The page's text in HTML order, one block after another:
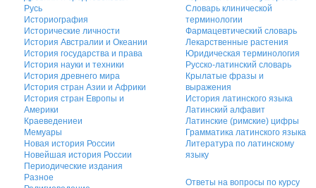
Русь
Историография
Исторические личности
История Австралии и Океании
История государства и права
История науки и техники
История древнего мира
История стран Азии и Африки
История стран Европы и
Америки
Краеведениеи
Мемуары
Новая история России
Новейшая история России
Периодические издания
Разное
Словарь клинической
терминологии
Фармацевтический словарь
Лекарственные растения
Юридическая терминология
Русско-латинский словарь
Крылатые фразы и
выражения
История латинского языка
Латинский алфавит
Латинские (римские) цифры
Грамматика латинского языка
Литература по латинскому
языку
Ответы на вопросы по курсу